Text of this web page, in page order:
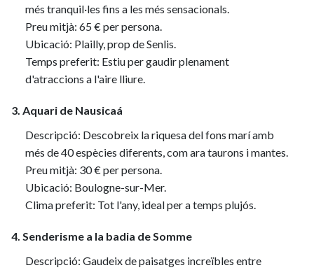
més tranquil·les fins a les més sensacionals.
Preu mitjà: 65 € per persona.
Ubicació: Plailly, prop de Senlis.
Temps preferit: Estiu per gaudir plenament
d'atraccions a l'aire lliure.
3. Aquari de Nausicaá
Descripció: Descobreix la riquesa del fons marí amb
més de 40 espècies diferents, com ara taurons i mantes.
Preu mitjà: 30 € per persona.
Ubicació: Boulogne-sur-Mer.
Clima preferit: Tot l'any, ideal per a temps plujós.
4. Senderisme a la badia de Somme
Descripció: Gaudeix de paisatges increïbles entre